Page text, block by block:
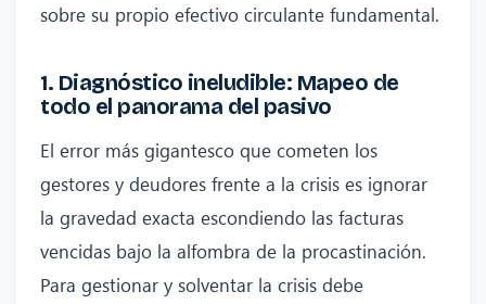
sobre su propio efectivo circulante fundamental.
1. Diagnóstico ineludible: Mapeo de
todo el panorama del pasivo
El error más gigantesco que cometen los
gestores y deudores frente a la crisis es ignorar
la gravedad exacta escondiendo las facturas
vencidas bajo la alfombra de la procastinación.
Para gestionar y solventar la crisis debe